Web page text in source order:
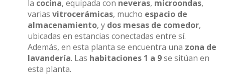
la cocina, equipada con neveras, microondas,
varias vitrocerámicas, mucho espacio de
almacenamiento, y dos mesas de comedor,
ubicadas en estancias conectadas entre sí.
Además, en esta planta se encuentra una zona de
lavandería. Las habitaciones 1 a 9se sitúan en
esta planta.